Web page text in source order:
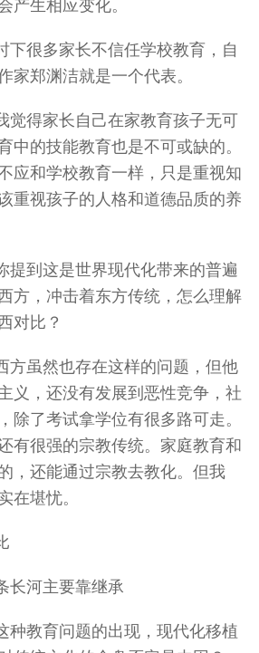
产生相应变化。
很多家长不信任学校教育，自
家郑渊洁就是一个代表。
得家长自己在家教育孩子无可
中的技能教育也是不可或缺的。
应和学校教育一样，只是重视知
重视孩子的人格和道德品质的养
到这是世界现代化带来的普遍
方，冲击着东方传统，怎么理解
对比？
虽然也存在这样的问题，但他
义，还没有发展到恶性竞争，社
除了考试拿学位有很多路可走。
有很强的宗教传统。家庭教育和
，还能通过宗教去教化。但我
在堪忧。
河主要靠继承
教育问题的出现，现代化移植